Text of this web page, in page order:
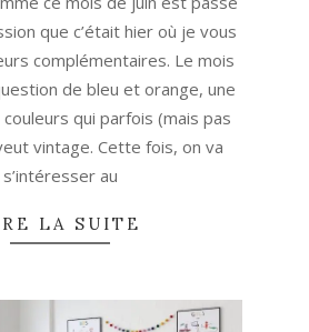
que c’était hier où je vous
complémentaires. Le mois
de bleu et orange, une
qui parfois (mais pas
vintage. Cette fois, on va
s’intéresser au
LA SUITE